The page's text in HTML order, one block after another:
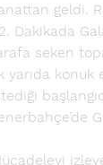
geldi.
Dakikada
seken
yarıda